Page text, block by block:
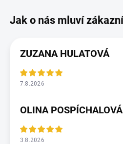
ZUZANA HULATOVÁ
7.8.2026
OLINA POSPÍCHALOVÁ
3.8.2026